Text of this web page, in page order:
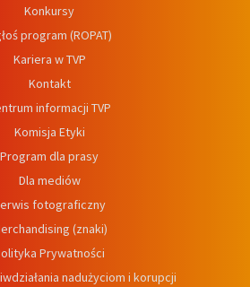
Konkursy
program (ROPAT)
Kariera w TVP
Kontakt
informacji TVP
Komisja Etyki
Program dla prasy
Dla mediów
fotograficzny
(znaki)
Prywatności
nadużyciom i korupcji